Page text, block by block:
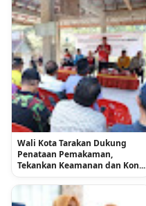
Wali Kota Tarakan Dukung
Penataan Pemakaman,
Tekankan Keamanan dan Kon...